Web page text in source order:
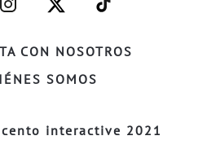
CON NOSOTROS
SOMOS
INSTAGRAM–
TWITTER–WELIFE–
interactive 2021